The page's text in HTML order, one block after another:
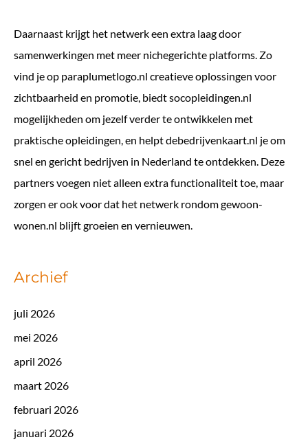
Daarnaast krijgt het netwerk een extra laag door
samenwerkingen met meer nichegerichte platforms. Zo
vind je op paraplumetlogo.nl creatieve oplossingen voor
zichtbaarheid en promotie, biedtsocopleidingen.nl
mogelijkheden om jezelf verder te ontwikkelen met
praktische opleidingen, en helptdebedrijvenkaart.nl je om
snel en gericht bedrijven in Nederland te ontdekken. Deze
partners voegen niet alleen extra functionaliteit toe, maar
zorgen er ook voor dat het netwerk rondom gewoon-
wonen.nl blijft groeien en vernieuwen.
Archief
juli 2026
mei 2026
april 2026
maart 2026
februari 2026
januari 2026